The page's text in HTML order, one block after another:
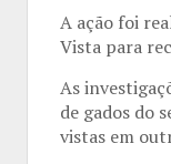
A ação foi
Vista para
As
de gados do
vistas em